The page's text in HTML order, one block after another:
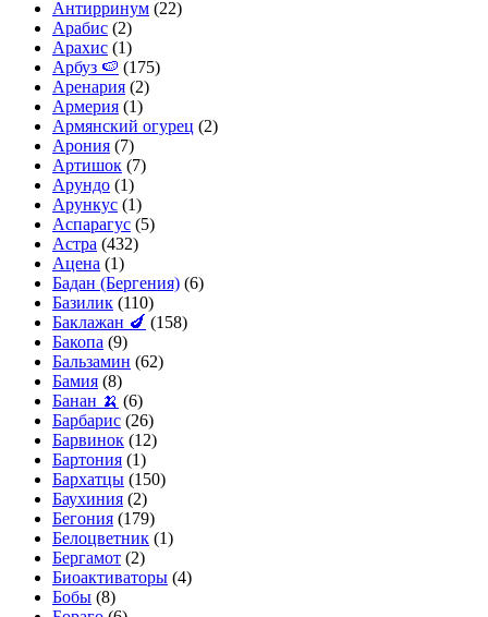
Антирринум (22)
Арабис (2)
Арахис (1)
Арбуз 🍉 (175)
Аренария (2)
Армерия (1)
Армянский огурец (2)
Арония (7)
Артишок (7)
Арундо (1)
Арункус (1)
Аспарагус (5)
Астра (432)
Ацена (1)
Бадан (Бергения) (6)
Базилик (110)
Баклажан 🍆 (158)
Бакопа (9)
Бальзамин (62)
Бамия (8)
Банан 🍌 (6)
Барбарис (26)
Барвинок (12)
Бартония (1)
Бархатцы (150)
Баухиния (2)
Бегония (179)
Белоцветник (1)
Бергамот (2)
Биоактиваторы (4)
Бобы (8)